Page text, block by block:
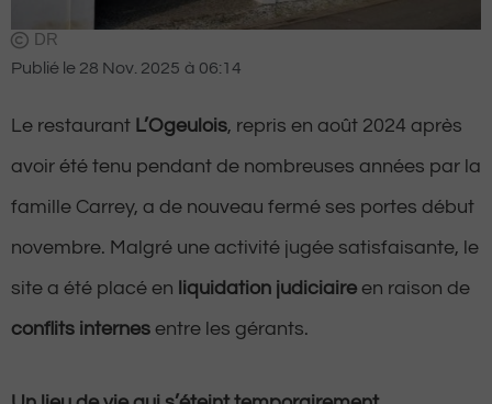
DR
Publié le 28 Nov. 2025 à 06:14
Le restaurant L’Ogeulois, repris en août 2024 après
avoir été tenu pendant de nombreuses années par la
famille Carrey, a de nouveau fermé ses portes début
novembre. Malgré une activité jugée satisfaisante, le
site a été placé en liquidation judiciaire en raison de
conflits internes entre les gérants.